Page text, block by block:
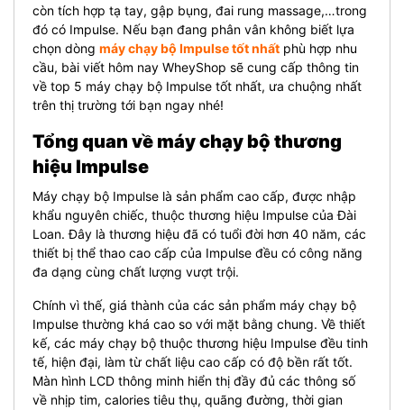
còn tích hợp tạ tay, gập bụng, đai rung massage,…trong
đó có Impulse. Nếu bạn đang phân vân không biết lựa
chọn dòng máy chạy bộ Impulse tốt nhất phù hợp nhu
cầu, bài viết hôm nay WheyShop sẽ cung cấp thông tin
về top 5 máy chạy bộ Impulse tốt nhất, ưa chuộng nhất
trên thị trường tới bạn ngay nhé!
Tổng quan về máy chạy bộ thương
hiệu Impulse
Máy chạy bộ Impulse là sản phẩm cao cấp, được nhập
khẩu nguyên chiếc, thuộc thương hiệu Impulse của Đài
Loan. Đây là thương hiệu đã có tuổi đời hơn 40 năm, các
thiết bị thể thao cao cấp của Impulse đều có công năng
đa dạng cùng chất lượng vượt trội.
Chính vì thế, giá thành của các sản phẩm máy chạy bộ
Impulse thường khá cao so với mặt bằng chung. Về thiết
kế, các máy chạy bộ thuộc thương hiệu Impulse đều tinh
tế, hiện đại, làm từ chất liệu cao cấp có độ bền rất tốt.
Màn hình LCD thông minh hiển thị đầy đủ các thông số
về nhịp tim, calories tiêu thụ, quãng đường, thời gian